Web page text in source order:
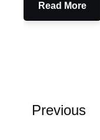
Read More
Previous